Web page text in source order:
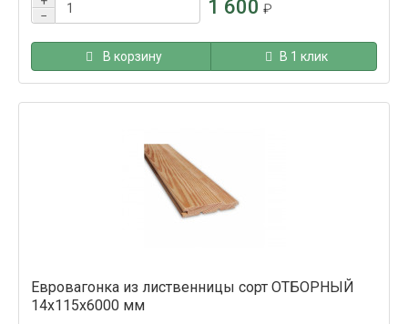
−
1 600 ₽
В корзину В 1 клик
Евровагонка из лиственницы сорт ОТБОРНЫЙ
14x115x6000 мм